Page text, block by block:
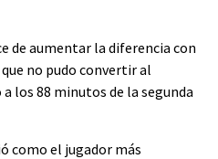
de aumentar la diferencia con
no pudo convertir al
los 88 minutos de la segunda
como el jugador más